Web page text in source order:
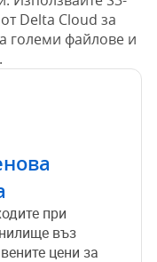
Delta Cloud за
големи файлове и
при
въз
цени за